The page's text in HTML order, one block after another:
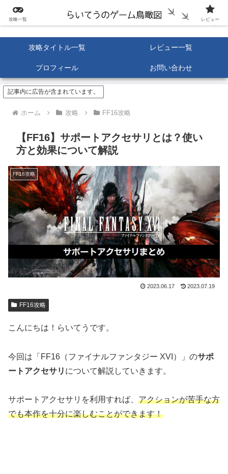
攻略タイトル一覧 レビュー一覧
プロフィール お問い合わせ
記事内に広告が含まれています。
ホーム 攻略 FF16攻略
【FF16】サポートアクセサリとは？使い
方と効果について解説
FF16攻略
2023.06.17 2023.07.19
FF16攻略
こんにちは！らいてうです。
今回は「FF16（ファイナルファンタジー XVI）」のサポ
ートアクセサリ について解説していきます。
サポートアクセサリを利用すれば、 アクションが苦手な方
でも本作を十分に楽しむことができます！
攻略一覧 レビュー